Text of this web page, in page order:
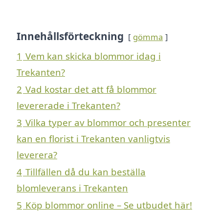
Innehållsförteckning gömma
1 Vem kan skicka blommor idag i
Trekanten?
2 Vad kostar det att få blommor
levererade i Trekanten?
3 Vilka typer av blommor och presenter
kan en florist i Trekanten vanligtvis
leverera?
4 Tillfällen då du kan beställa
blomleverans i Trekanten
5 Köp blommor online – Se utbudet här!